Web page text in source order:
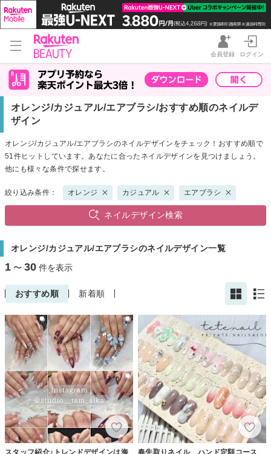
会員登録 ログイン
オレンジ/カジュアル/エアブラシ/おすすめ順のネイルデ
ザイン
オレンジ/カジュアル/エアブラシのネイルデザインをチェック！おすすめ順で
51件ヒットしています。あなたに合ったネイルデザインを見つけましょう。
他にも様々な条件で探せます。
絞り込み条件： オレンジ カジュアル エアブラシ
ネイルデザイン検索
オレンジ/カジュアル/エアブラシのネイルデザイン一覧
1 〜 30 件を表示
おすすめ順 新着順
スタッフ紹介♪トレンドデザインは海
春先取りネイル ハンド定額コース